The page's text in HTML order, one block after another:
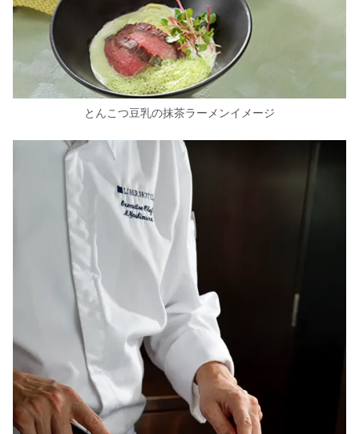
とんこつ豆乳の抹茶ラーメンイメージ